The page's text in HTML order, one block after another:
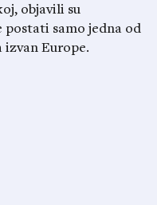
objavili su
samo jedna od
izvan Europe.